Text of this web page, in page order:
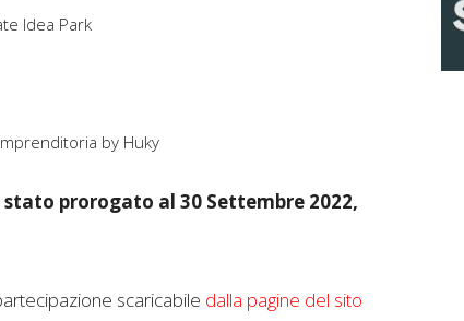
Idea Park
by Huky
prorogato al 30 Settembre 2022,
scaricabile dalla pagine del sito